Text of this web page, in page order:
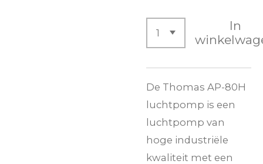
In
De Thomas AP-80H
luchtpomp is een
luchtpomp van
hoge industriële
kwaliteit met een